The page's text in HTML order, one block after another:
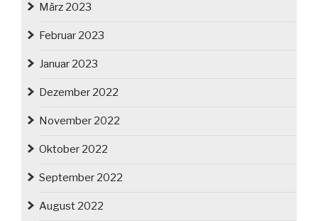
März 2023
Februar 2023
Januar 2023
Dezember 2022
November 2022
Oktober 2022
September 2022
August 2022